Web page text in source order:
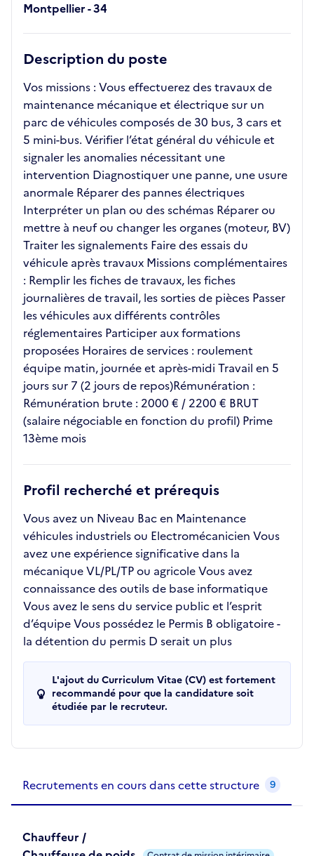
Montpellier - 34
Description du poste
Vos missions : Vous effectuerez des travaux de
maintenance mécanique et électrique sur un
parc de véhicules composés de 30 bus, 3 cars et
5 mini-bus. Vérifier l’état général du véhicule et
signaler les anomalies nécessitant une
intervention Diagnostiquer une panne, une usure
anormale Réparer des pannes électriques
Interpréter un plan ou des schémas Réparer ou
mettre à neuf ou changer les organes (moteur, BV)
Traiter les signalements Faire des essais du
véhicule après travaux Missions complémentaires
: Remplir les fiches de travaux, les fiches
journalières de travail, les sorties de pièces Passer
les véhicules aux différents contrôles
réglementaires Participer aux formations
proposées Horaires de services : roulement
équipe matin, journée et après-midi Travail en 5
jours sur 7 (2 jours de repos)Rémunération :
Rémunération brute : 2000 € / 2200 € BRUT
(salaire négociable en fonction du profil) Prime
13ème mois
Profil recherché et prérequis
Vous avez un Niveau Bac en Maintenance
véhicules industriels ou Electromécanicien Vous
avez une expérience significative dans la
mécanique VL/PL/TP ou agricole Vous avez
connaissance des outils de base informatique
Vous avez le sens du service public et l’esprit
d’équipe Vous possédez le Permis B obligatoire -
la détention du permis D serait un plus
L'ajout du Curriculum Vitae (CV) est fortement
recommandé pour que la candidature soit
étudiée par le recruteur.
Recrutements en cours dans cette structure 9
Chauffeur /